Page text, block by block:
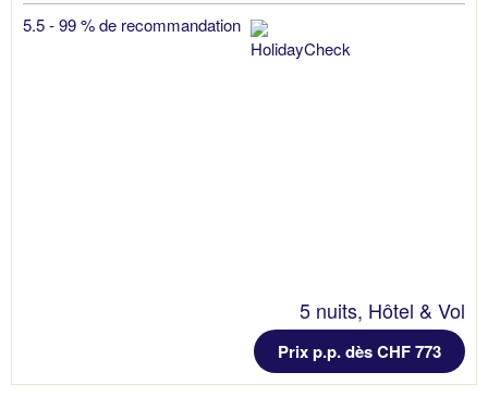
5.5 - 99 % de recommandation
5 nuits, Hôtel & Vol
Prix p.p. dès CHF 773